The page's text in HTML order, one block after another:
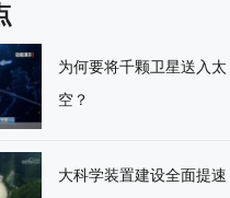
为何要将千颗卫星送入太
空？
大科学装置建设全面提速